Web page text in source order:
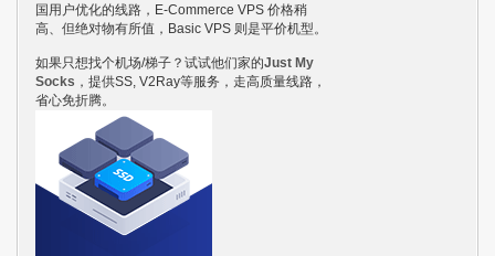
国用户优化的线路，E-Commerce VPS 价格稍
高、但绝对物有所值，Basic VPS 则是平价机型。
如果只想找个机场/梯子？试试他们家的Just My
Socks ，提供SS, V2Ray等服务，走高质量线路，
省心免折腾。